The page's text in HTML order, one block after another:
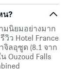
น?
มนิยมอย่างมาก
วิว Hotel France
จิลอุซูด (8.1 จาก
Ouzoud Falls